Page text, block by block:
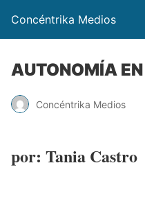
Concéntrika Medios
AUTONOMÍA
Concéntrika Medios
por: Tania Castro